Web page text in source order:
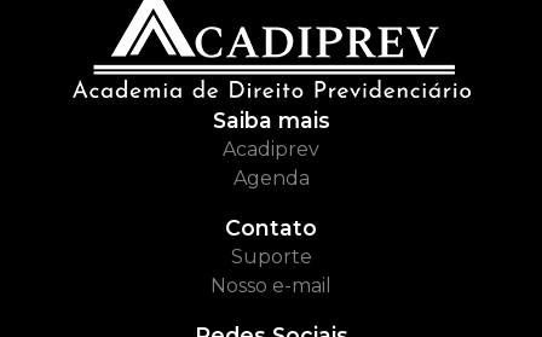
Saiba mais
Acadiprev
Agenda
Contato
Suporte
Nosso e-mail